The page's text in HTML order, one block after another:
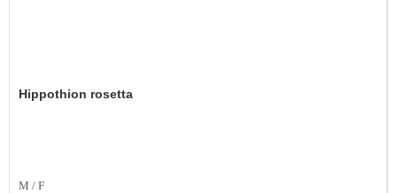
Hippothion rosetta
M / F